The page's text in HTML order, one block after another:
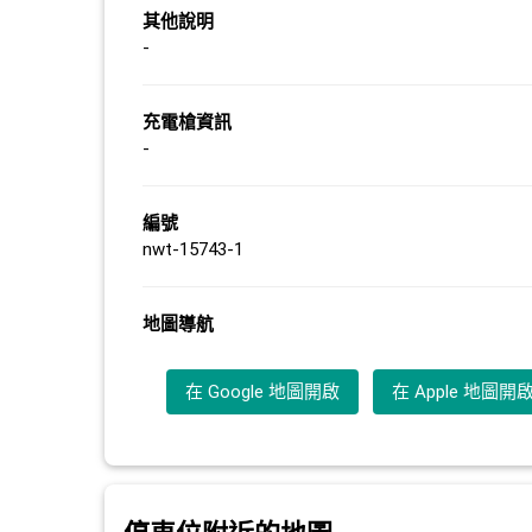
其他說明
-
充電槍資訊
-
編號
nwt-15743-1
地圖導航
在 Google 地圖開啟 在 Apple 地圖開